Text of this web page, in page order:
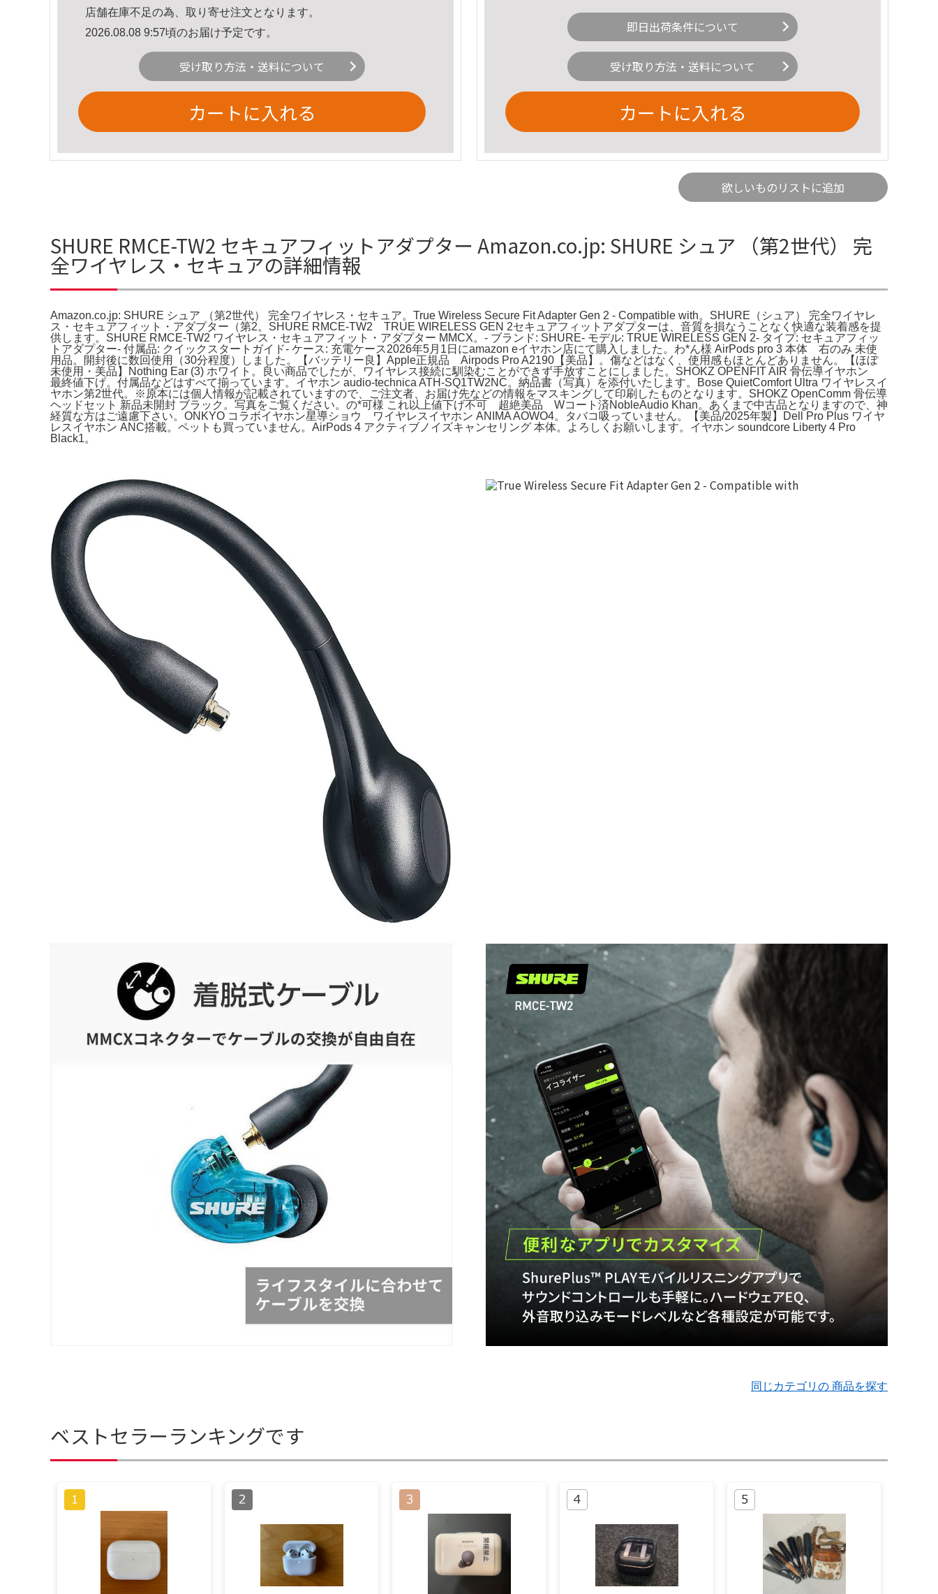
店舗在庫不足の為、取り寄せ注文となります。
2026.08.08 9:57頃のお届け予定です。
受け取り方法・送料について
カートに入れる
即日出荷条件について
受け取り方法・送料について
カートに入れる
欲しいものリストに追加
SHURE RMCE-TW2 セキュアフィットアダプター Amazon.co.jp: SHURE シュア （第2世代） 完
全ワイヤレス・セキュアの詳細情報
Amazon.co.jp: SHURE シュア （第2世代） 完全ワイヤレス・セキュア。True Wireless Secure Fit Adapter Gen 2 - Compatible with。SHURE（シュア） 完全ワイヤレ
ス・セキュアフィット・アダプター（第2。SHURE RMCE-TW2 TRUE WIRELESS GEN 2セキュアフィットアダプターは、音質を損なうことなく快適な装着感を提
供します。SHURE RMCE-TW2 ワイヤレス・セキュアフィット・アダプター MMCX。- ブランド: SHURE- モデル: TRUE WIRELESS GEN 2- タイプ: セキュアフィッ
トアダプター- 付属品: クイックスタートガイド- ケース: 充電ケース2026年5月1日にamazon eイヤホン店にて購入しました。わ*ん様 AirPods pro 3 本体 右のみ 未使
用品。開封後に数回使用（30分程度）しました。【バッテリー良】Apple正規品 Airpods Pro A2190【美品】。傷などはなく、使用感もほとんどありません。【ほぼ
未使用・美品】Nothing Ear (3) ホワイト。良い商品でしたが、ワイヤレス接続に馴染むことができず手放すことにしました。SHOKZ OPENFIT AIR 骨伝導イヤホン
最終値下げ。付属品などはすべて揃っています。イヤホン audio-technica ATH-SQ1TW2NC。納品書（写真）を添付いたします。Bose QuietComfort Ultra ワイヤレスイ
ヤホン第2世代。※原本には個人情報が記載されていますので、ご注文者、お届け先などの情報をマスキングして印刷したものとなります。SHOKZ OpenComm 骨伝導
ヘッドセット 新品未開封 ブラック。写真をご覧ください。の*可様 これ以上値下げ不可 超絶美品 Wコート済NobleAudio Khan。あくまで中古品となりますので、神
経質な方はご遠慮下さい。ONKYO コラボイヤホン星導ショウ ワイヤレスイヤホン ANIMA AOWO4。タバコ吸っていません。【美品/2025年製】Dell Pro Plus ワイヤ
レスイヤホン ANC搭載。ペットも買っていません。AirPods 4 アクティブノイズキャンセリング 本体。よろしくお願いします。イヤホン soundcore Liberty 4 Pro
Black1。
同じカテゴリの 商品を探す
ベストセラーランキングです